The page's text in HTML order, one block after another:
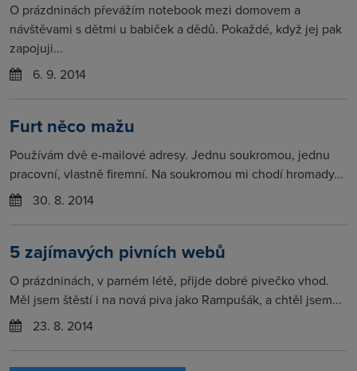
O prázdninách převážím notebook mezi domovem a
návštěvami s dětmi u babiček a dědů. Pokaždé, když jej pak
zapojuji...
6. 9. 2014
Furt něco mažu
Používám dvě e-mailové adresy. Jednu soukromou, jednu
pracovní, vlastně firemní. Na soukromou mi chodí hromady...
30. 8. 2014
5 zajímavých pivních webů
O prázdninách, v parném létě, přijde dobré pivečko vhod.
Měl jsem štěstí i na nová piva jako Rampušák, a chtěl jsem...
23. 8. 2014